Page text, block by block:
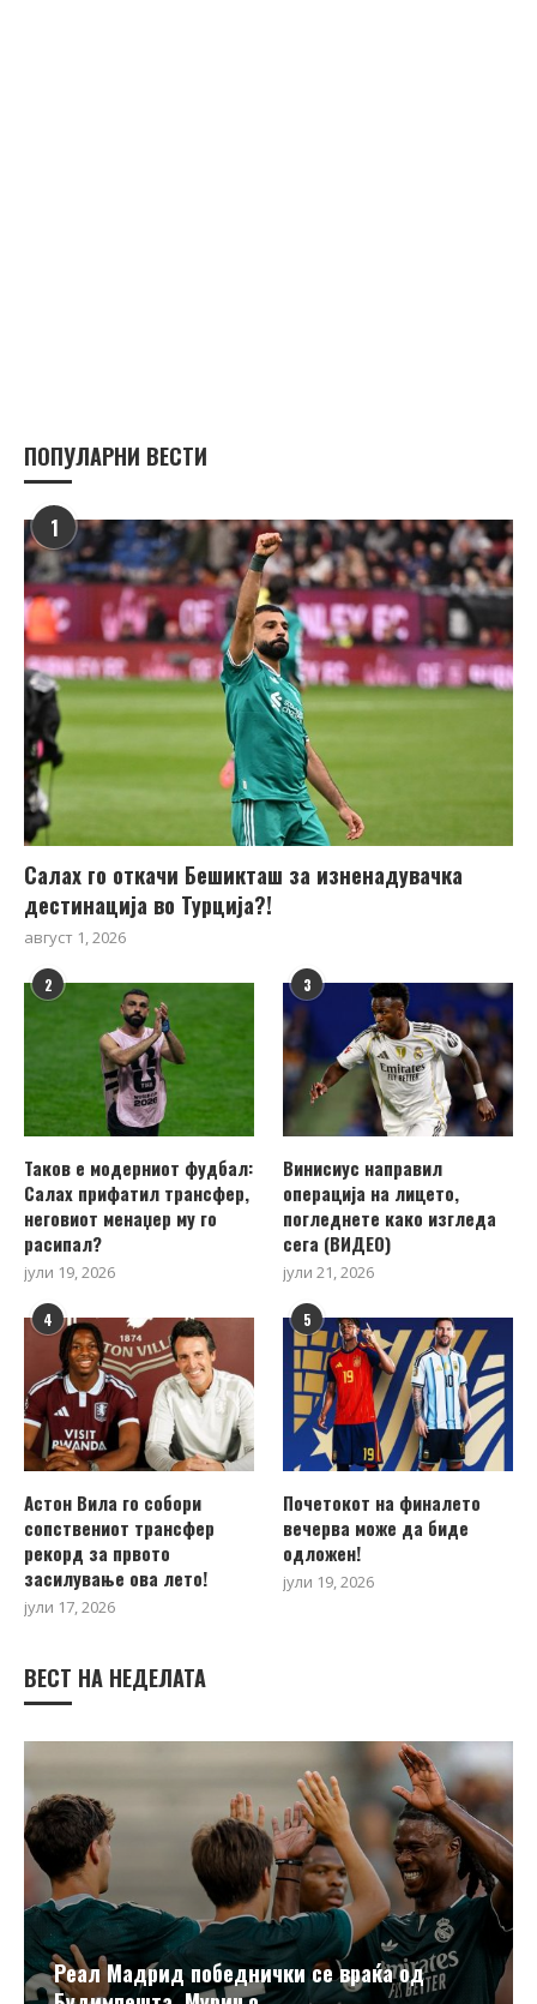
ПОПУЛАРНИ ВЕСТИ
1
Салах го откачи Бешикташ за изненадувачка
дестинација во Турција?!
август 1, 2026
2
Таков е модерниот фудбал:
Салах прифатил трансфер,
неговиот менаџер му го
расипал?
јули 19, 2026
3
Винисиус направил
операција на лицето,
погледнете како изгледа
сега (ВИДЕО)
јули 21, 2026
4
Астон Вила го собори
сопствениот трансфер
рекорд за првото
засилување ова лето!
јули 17, 2026
5
Почетокот на финалето
вечерва може да биде
одложен!
јули 19, 2026
ВЕСТ НА НЕДЕЛАТА
Реал Мадрид победнички се враќа од